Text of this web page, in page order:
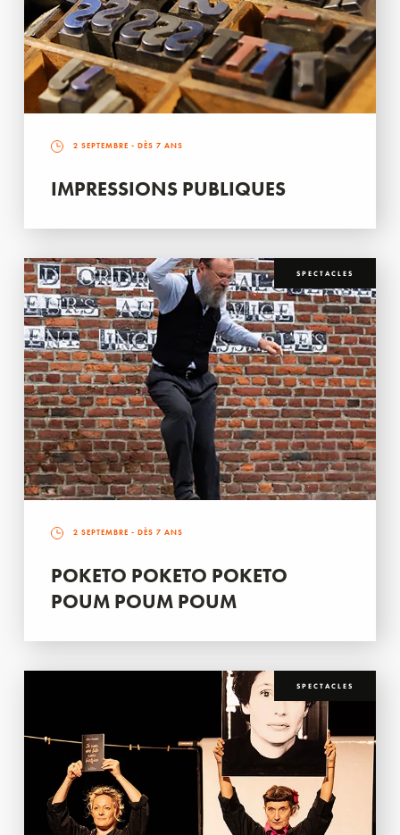
2 SEPTEMBRE - DÈS 7 ANS
IMPRESSIONS PUBLIQUES
SPECTACLES
2 SEPTEMBRE - DÈS 7 ANS
POKETO POKETO POKETO
POUM POUM POUM
SPECTACLES